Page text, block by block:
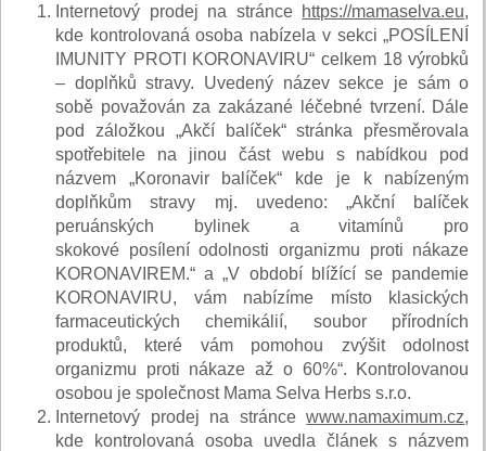
Internetový prodej na stránce https://mamaselva.eu,
kde kontrolovaná osoba nabízela v sekci „POSÍLENÍ
IMUNITY PROTI KORONAVIRU“ celkem 18 výrobků
– doplňků stravy. Uvedený název sekce je sám o
sobě považován za zakázané léčebné tvrzení. Dále
pod záložkou „Akčí balíček“ stránka přesměrovala
spotřebitele na jinou část webu s nabídkou pod
názvem „Koronavir balíček“ kde je k nabízeným
doplňkům stravy mj. uvedeno: „Akční balíček
peruánských bylinek a vitamínů pro
skokové posílení odolnosti organizmu proti nákaze
KORONAVIREM.“ a „V období blížící se pandemie
KORONAVIRU, vám nabízíme místo klasických
farmaceutických chemikálií, soubor přírodních
produktů, které vám pomohou zvýšit odolnost
organizmu proti nákaze až o 60%“. Kontrolovanou
osobou je společnost Mama Selva Herbs s.r.o.
Internetový prodej na stráncewww.namaximum.cz,
kde kontrolovaná osoba uvedla článek s názvem